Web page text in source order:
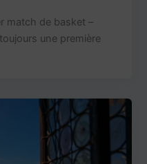
match de basket –
une première